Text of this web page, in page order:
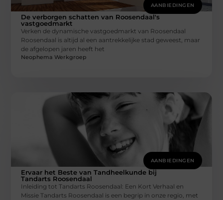
AANBIEDINGEN
De verborgen schatten van Roosendaal's
vastgoedmarkt
Verken de dynamische vastgoedmarkt van Roosendaal
Roosendaal is altijd al een aantrekkelijke stad geweest, maar
de afgelopen jaren heeft het
Neophema Werkgroep
AANBIEDINGEN
Ervaar het Beste van Tandheelkunde bij
Tandarts Roosendaal
Inleiding tot Tandarts Roosendaal: Een Kort Verhaal en
Missie Tandarts Roosendaal is een begrip in onze regio, met